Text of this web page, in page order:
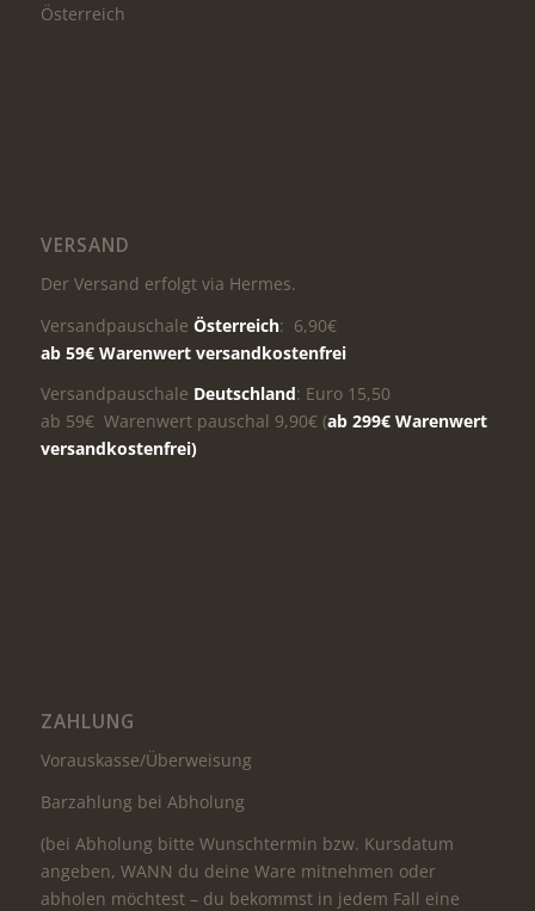
Österreich
VERSAND
Der Versand erfolgt via Hermes.
Versandpauschale Österreich: 6,90€
ab 59€ Warenwert versandkostenfrei
Versandpauschale Deutschland: Euro 15,50
ab 59€ Warenwert pauschal 9,90€ (ab 299€ Warenwert
versandkostenfrei)
ZAHLUNG
Vorauskasse/Überweisung
Barzahlung bei Abholung
(bei Abholung bitte Wunschtermin bzw. Kursdatum
angeben, WANN du deine Ware mitnehmen oder
abholen möchtest – du bekommst in jedem Fall eine